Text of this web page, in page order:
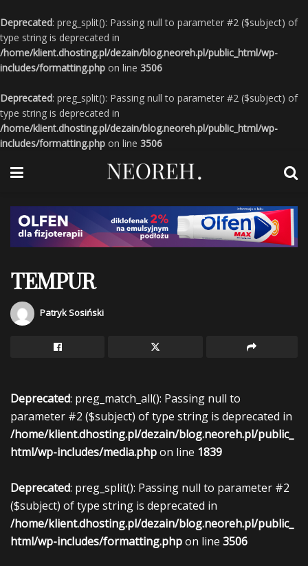
Deprecated: preg_split(): Passing null to parameter #2 ($subject) of
type string is deprecated in
/home/klient.dhosting.pl/dezain/blog.neoreh.pl/public_html/wp-
includes/formatting.php on line 3506
Deprecated: preg_split(): Passing null to parameter #2 ($subject) of
type string is deprecated in
/home/klient.dhosting.pl/dezain/blog.neoreh.pl/public_html/wp-
includes/formatting.php on line 3506
TEMPUR
Patryk Sosiński
Deprecated: preg_match_all(): Passing null to
parameter #2 ($subject) of type string is deprecated in
/home/klient.dhosting.pl/dezain/blog.neoreh.pl/public_
html/wp-includes/media.phpon line 1839
Deprecated: preg_split(): Passing null to parameter #2
($subject) of type string is deprecated in
/home/klient.dhosting.pl/dezain/blog.neoreh.pl/public_
html/wp-includes/formatting.phpon line 3506